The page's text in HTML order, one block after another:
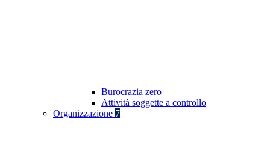
Burocrazia zero
Attività soggette a controllo
Organizzazione 7